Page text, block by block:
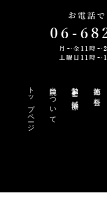
トップページ 当院について 勃起不全と鍼治療 施術と料金